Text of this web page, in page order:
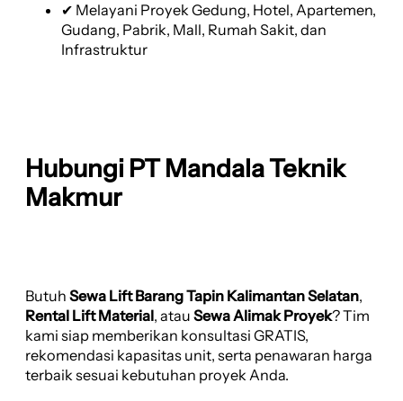
✔ Melayani Proyek Gedung, Hotel, Apartemen,
Gudang, Pabrik, Mall, Rumah Sakit, dan
Infrastruktur
Hubungi PT Mandala Teknik
Makmur
Butuh Sewa Lift Barang Tapin Kalimantan Selatan,
Rental Lift Material, atau Sewa Alimak Proyek? Tim
kami siap memberikan konsultasi GRATIS,
rekomendasi kapasitas unit, serta penawaran harga
terbaik sesuai kebutuhan proyek Anda.